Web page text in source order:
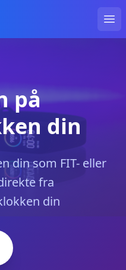
på
din
din som FIT- eller
fra
din